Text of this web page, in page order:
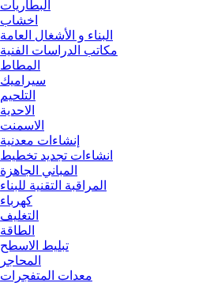
البطاريات
اخشاب
البناء و الأشغال العامة
مكاتب الدراسات الفنية
المطاط
سيراميك
التلحيم
الاحدية
الاسمنت
إنشاءات معدنية
انشاءات تجديد تخطيط
المباني الجاهزة
المراقبة التقنية للبناء
كهرباء
التغليف
الطاقة
تبليط الاسطح
المحاجر
معدات المتفجرات